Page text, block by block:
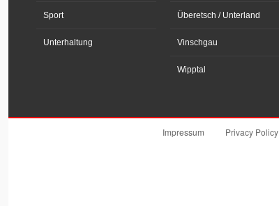
Sport
Unterhaltung
Überetsch / Unterland
Vinschgau
Wipptal
Impressum Privacy Policy